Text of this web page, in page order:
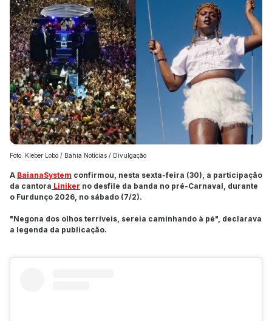
Foto: Kleber Lobo / Bahia Notícias / Divulgação
A BaianaSystem confirmou, nesta sexta-feira (30), a participação
da cantora Liniker no desfile da banda no pré-Carnaval, durante
o Furdunço 2026, no sábado (7/2).
"Negona dos olhos terríveis, sereia caminhando à pé", declarava
a legenda da publicação.